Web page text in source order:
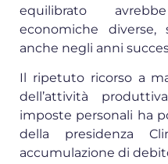
equilibrato
economiche diverse,
anche negli anni
Il ripetuto ricorso a
dell’attività
imposte personali ha
della presidenza
accumulazione di